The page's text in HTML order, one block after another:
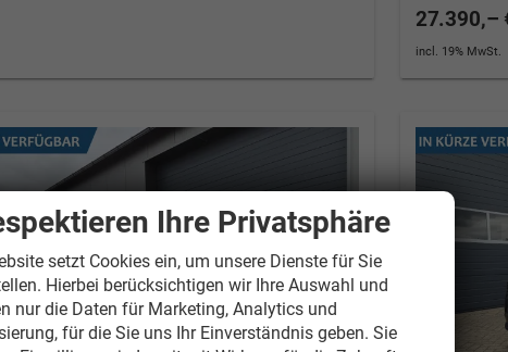
27.390,–
incl. 19% MwSt.
Elvedin Calakovic
Ihre Privatsphäre
setzt Cookies ein, um unsere Dienste für Sie
Hierbei berücksichtigen wir Ihre Auswahl und
nur die Daten für Marketing, Analytics und
für die Sie uns Ihr Einverständnis geben. Sie